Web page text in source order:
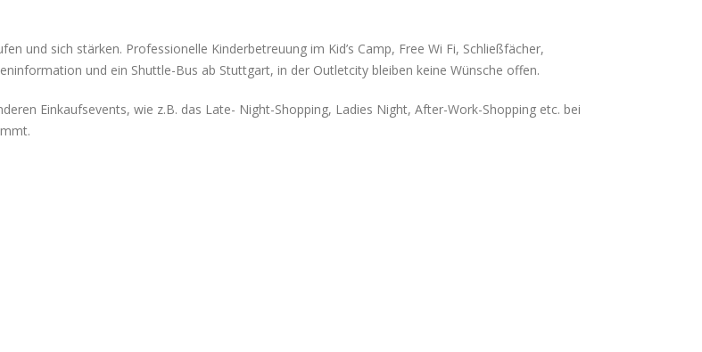
und sich stärken. Professionelle Kinderbetreuung im Kid’s Camp, Free Wi Fi, Schließfächer,
und ein Shuttle-Bus ab Stuttgart, in der Outletcity bleiben keine Wünsche offen.
Einkaufsevents, wie z.B. das Late- Night-Shopping, Ladies Night, After-Work-Shopping etc. bei